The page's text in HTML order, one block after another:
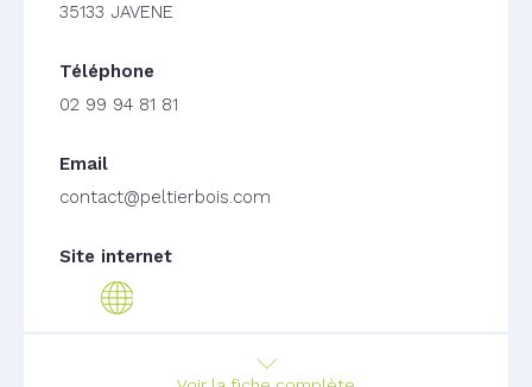
35133 JAVENE
02 99 94 81 81
contact@peltierbois.com